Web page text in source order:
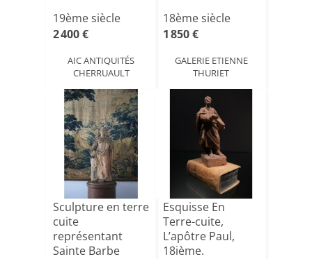
19ème siècle
2 400 €
AIC ANTIQUITÉS
CHERRUAULT
18ème siècle
1 850 €
GALERIE ETIENNE
THURIET
Sculpture en terre
cuite
représentant
Sainte Barbe
Esquisse En
Terre-cuite,
L’apôtre Paul,
18ième.